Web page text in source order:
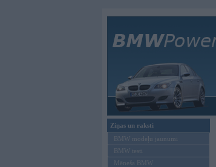
Ziņas un raksti
BMW modeļu jaunumi
BMW testi
Mēneša BMW